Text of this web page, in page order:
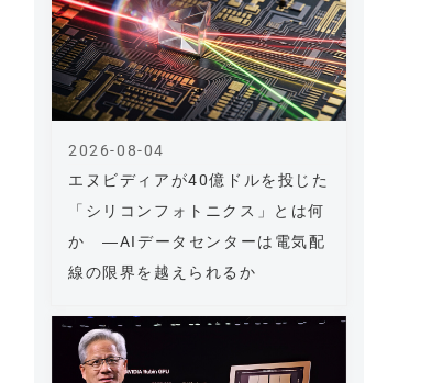
エヌビディアが40億ドルを投じた
「シリコンフォトニクス」とは何
か ―AIデータセンターは電気配
線の限界を越えられるか
2026-08-04